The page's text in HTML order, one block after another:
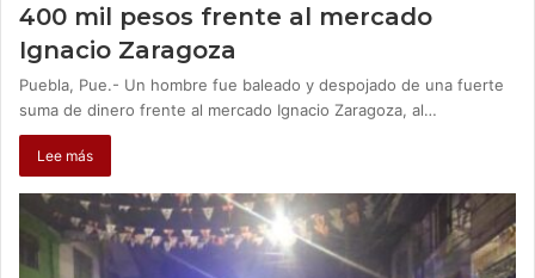
400 mil pesos frente al mercado
Ignacio Zaragoza
Puebla, Pue.- Un hombre fue baleado y despojado de una fuerte
suma de dinero frente al mercado Ignacio Zaragoza, al…
Lee más